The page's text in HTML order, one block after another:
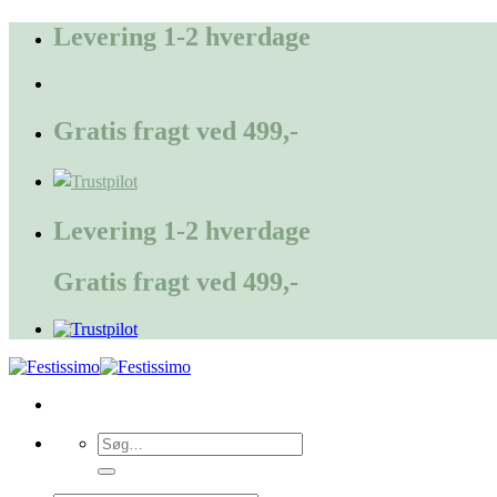
FortsætLevering 1-2 hverdage
Gratis fragt ved 499,-
Levering 1-2 hverdage
Gratis fragt ved 499,-
Søg
efter: